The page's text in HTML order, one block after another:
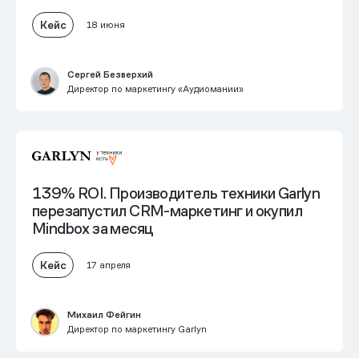
Кейс 18 июня
Сергей Безверхий
Директор по маркетингу «Аудиомании»
139% ROI. Производитель техники Garlyn
перезапустил CRM-маркетинг и окупил
Mindbox за месяц
Кейс 17 апреля
Михаил Фейгин
Директор по маркетингу Garlyn